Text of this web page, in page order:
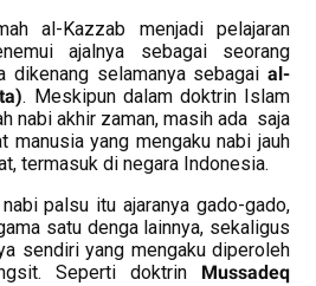
al-Kazzab menjadi pelajaran
ajalnya sebagai seorang
dikenang selamanya sebagai al-
. Meskipun dalam doktrin Islam
nabi akhir zaman, masih ada saja
manusia yang mengaku nabi jauh
termasuk di negara Indonesia.
palsu itu ajaranya gado-gado,
satu denga lainnya, sekaligus
sendiri yang mengaku diperoleh
Seperti doktrin Mussadeq